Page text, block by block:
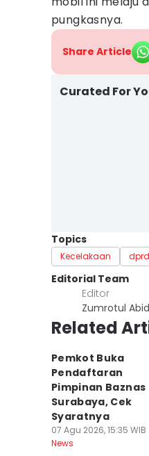
pungkasnya.
Share Article
Curated For
Topics
Kecelakaan dprd
Editorial Team
Editor
Zumrotul
Related
Pemkot Buka
Pendaftaran
Pimpinan Baznas
Surabaya, Cek
Syaratnya
07 Agu 2026, 15:35 WIB
News